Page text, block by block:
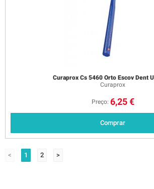
Curaprox Cs 5460 Orto Escov Dent
Curaprox
Preço: 6,25 €
Comprar
< 1 2 >